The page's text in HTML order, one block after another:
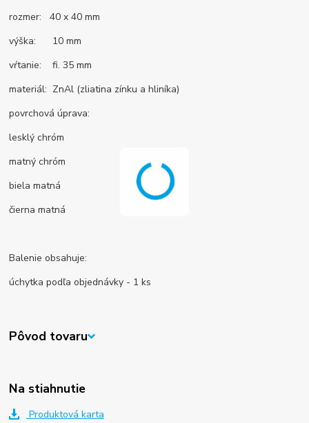
rozmer: 40 x 40 mm
výška: 10 mm
vŕtanie: fi. 35 mm
materiál: ZnAl (zliatina zínku a hliníka)
povrchová úprava:
lesklý chróm
matný chróm
biela matná
čierna matná
Balenie obsahuje:
úchytka podľa objednávky - 1 ks
Pôvod tovaru
Na stiahnutie
Produktová karta